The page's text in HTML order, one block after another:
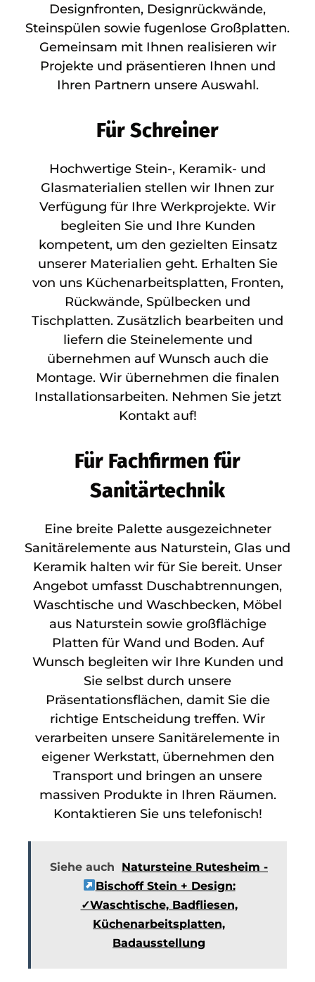
Designfronten, Designrückwände,
Steinspülen sowie fugenlose Großplatten.
Gemeinsam mit Ihnen realisieren wir
Projekte und präsentieren Ihnen und
Ihren Partnern unsere Auswahl.
Für Schreiner
Hochwertige Stein-, Keramik- und
Glasmaterialien stellen wir Ihnen zur
Verfügung für Ihre Werkprojekte. Wir
begleiten Sie und Ihre Kunden
kompetent, um den gezielten Einsatz
unserer Materialien geht. Erhalten Sie
von uns Küchenarbeitsplatten, Fronten,
Rückwände, Spülbecken und
Tischplatten. Zusätzlich bearbeiten und
liefern die Steinelemente und
übernehmen auf Wunsch auch die
Montage. Wir übernehmen die finalen
Installationsarbeiten. Nehmen Sie jetzt
Kontakt auf!
Für Fachfirmen für
Sanitärtechnik
Eine breite Palette ausgezeichneter
Sanitärelemente aus Naturstein, Glas und
Keramik halten wir für Sie bereit. Unser
Angebot umfasst Duschabtrennungen,
Waschtische und Waschbecken, Möbel
aus Naturstein sowie großflächige
Platten für Wand und Boden. Auf
Wunsch begleiten wir Ihre Kunden und
Sie selbst durch unsere
Präsentationsflächen, damit Sie die
richtige Entscheidung treffen. Wir
verarbeiten unsere Sanitärelemente in
eigener Werkstatt, übernehmen den
Transport und bringen an unsere
massiven Produkte in Ihren Räumen.
Kontaktieren Sie uns telefonisch!
Siehe auch
Natursteine Rutesheim -
Bischoff Stein + Design:
✓Waschtische, Badfliesen,
Küchenarbeitsplatten,
Badausstellung